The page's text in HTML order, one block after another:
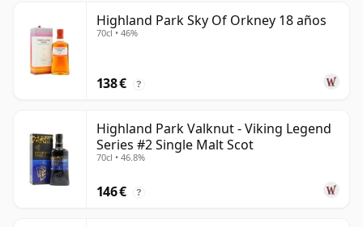
Highland Park Sky Of Orkney 18 años
70cl • 46%
138 € ?
Highland Park Valknut - Viking Legend
Series #2 Single Malt Scot
70cl • 46.8%
146 € ?